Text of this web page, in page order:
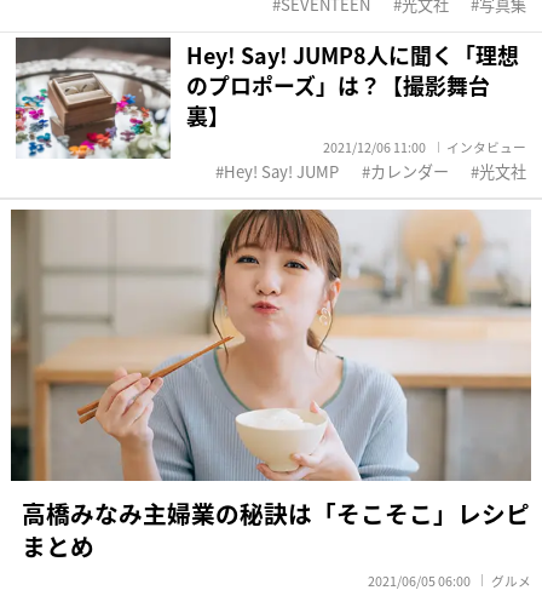
Hey! Say! JUMP8人に聞く「理想
のプロポーズ」は？【撮影舞台
裏】
2021/12/06 11:00 インタビュー
Hey! Say! JUMP カレンダー 光文社
高橋みなみ主婦業の秘訣は「そこそこ」レシピ
まとめ
2021/06/05 06:00 グルメ